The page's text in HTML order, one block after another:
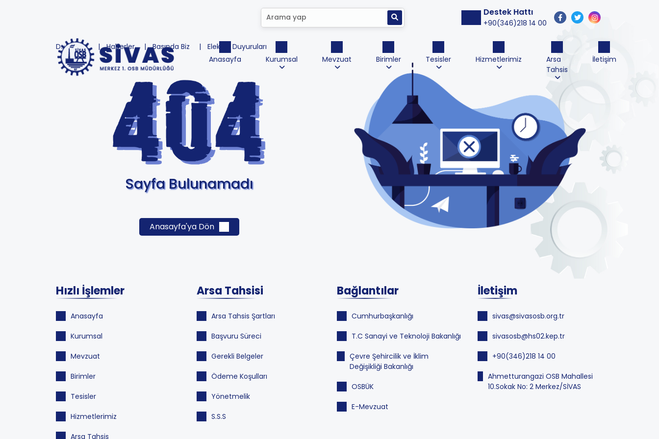
Destek Hattı
+90(346)218 14 00
Duyurular Haberler Basında Biz
Elektrik Duyuruları
Anasayfa
Kurumsal Mevzuat Birimler Tesisler Hizmetlerimiz
Arsa
Tahsis
İletişim
Sayfa Bulunamadı
Anasayfa'ya Dön
Hızlı İşlemler
Anasayfa
Kurumsal
Mevzuat
Birimler
Tesisler
Hizmetlerimiz
Arsa Tahsis
Arsa Tahsisi
Arsa Tahsis Şartları
Başvuru Süreci
Gerekli Belgeler
Ödeme Koşulları
Yönetmelik
S.S.S
Bağlantılar
Cumhurbaşkanlığı
T.C Sanayi ve Teknoloji Bakanlığı
Çevre Şehircilik ve İklim
Değişikliği Bakanlığı
OSBÜK
E-Mevzuat
İletişim
sivas@sivasosb.org.tr
sivasosb@hs02.kep.tr
+90(346)218 14 00
Ahmetturangazi OSB Mahallesi
10.Sokak No: 2 Merkez/SİVAS